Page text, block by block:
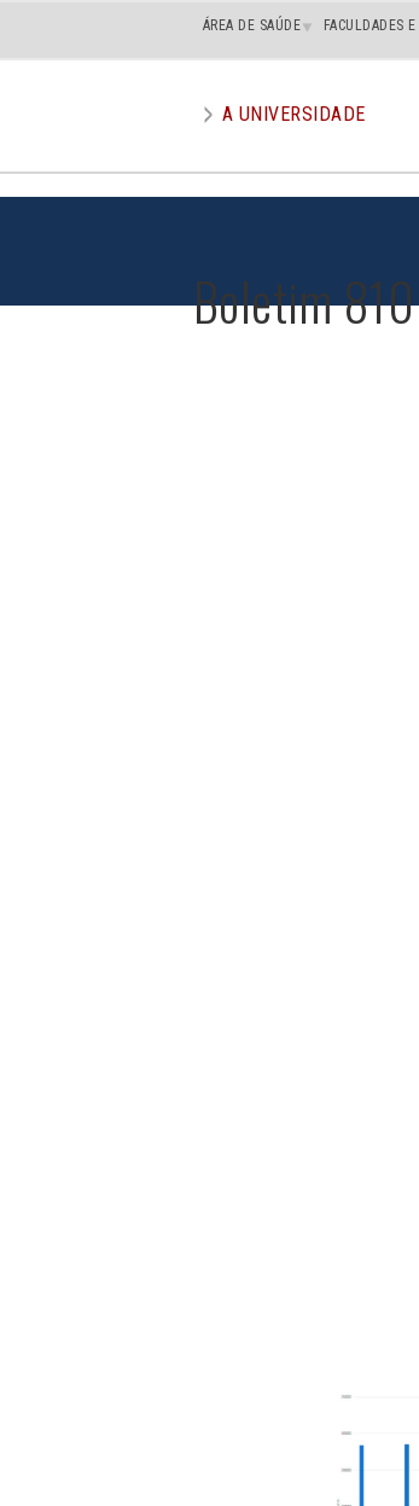
Main
superior
ÁREA DE SAÚDE FACULDADES
menu
A UNIVERSIDADE
Boletim